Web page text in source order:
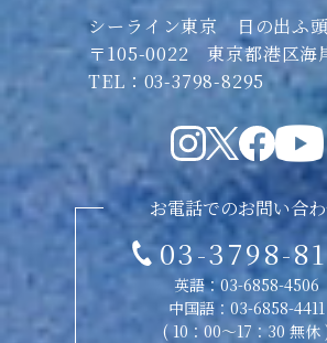
シーライン東京 日の出ふ
〒105-0022 東京都港区海
TEL：03-3798-8295
お電話でのお問い合
03-3798-
英語：03-6858-4506
中国語： 03-6858-4411
( 10：00〜17：30 無休